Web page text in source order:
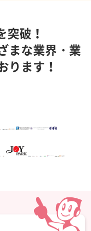
突破！
まな業界・業
ります！